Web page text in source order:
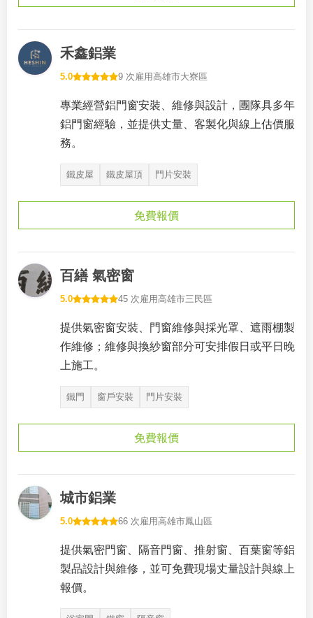
禾鑫鋁業
5.0 9 次雇用高雄市大寮區
專業經營鋁門窗安裝、維修與設計，團隊具多年
鋁門窗經驗，並提供丈量、客製化與線上估價服
務。
鐵皮屋 鐵皮屋頂 門片安裝
免費報價
百繕 氣密窗
5.0 45 次雇用高雄市三民區
提供氣密窗安裝、門窗維修與採光罩、遮雨棚製
作維修；維修與換紗窗部分可安排假日或平日晚
上施工。
鐵門 窗戶安裝 門片安裝
免費報價
城市鋁業
5.0 66 次雇用高雄市鳳山區
提供氣密門窗、隔音門窗、推射窗、百葉窗等鋁
製品設計與維修，並可免費現場丈量設計與線上
報價。